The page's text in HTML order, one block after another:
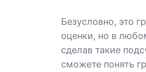
Безусловно, это
оценки, но в
сделав такие
сможете понять